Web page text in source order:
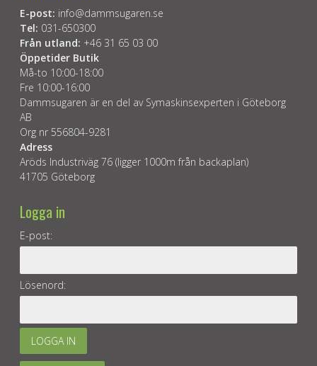
E-post: info@dammsugaren.se
Tel: 031-650300
Från utland: +46 31 65 03 00
Öppetider Butik
Må-to 10:00-18:00
Fre 10:00-16:00
Dammsugaren är en del av Symaskinsexperten i Göteborg
AB
Org nr 556804-9281
Adress
Aröds Industriväg 76 (ligger 1000m från backaplan)
41705 Göteborg
Logga in
E-post:
Lösenord:
LOGGA IN